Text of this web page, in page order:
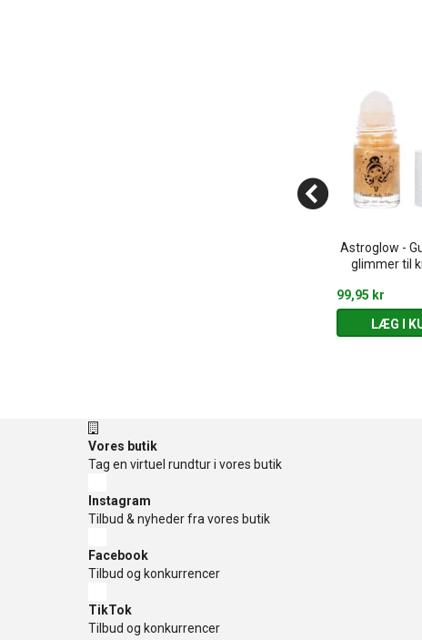
Astroglow -
glimmer til
99,95 kr
LÆG I
Vores butik
Tag en virtuel rundtur i vores butik
Instagram
Tilbud & nyheder fra vores butik
Facebook
Tilbud og konkurrencer
TikTok
Tilbud og konkurrencer